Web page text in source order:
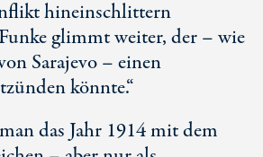
hineinschlittern
glimmt weiter, der – wie
Sarajevo – einen
könnte.“
das Jahr 1914 mit dem